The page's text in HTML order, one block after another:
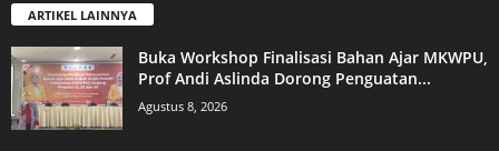
ARTIKEL LAINNYA
Buka Workshop Finalisasi Bahan Ajar MKWPU,
Prof Andi Aslinda Dorong Penguatan...
Agustus 8, 2026